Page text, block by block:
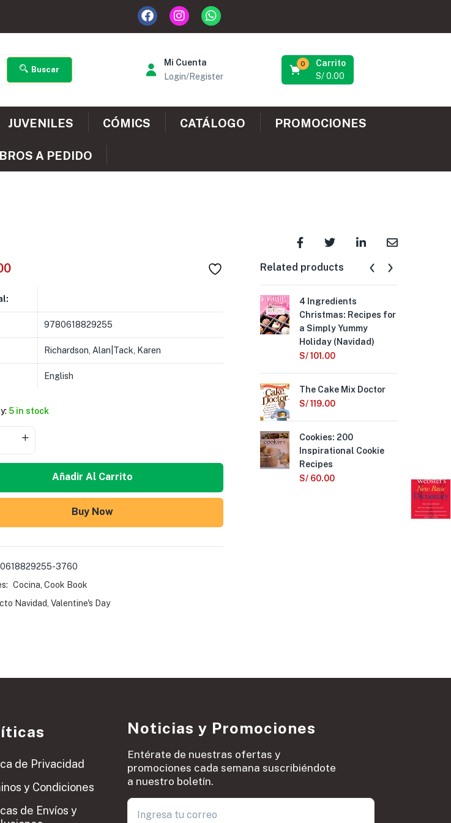
Buscar
Mi Cuenta
Login/Register
Carrito
0
S/0.00
JUVENILES CÓMICS CATÁLOGO PROMOCIONES
A PEDIDO
9780618829255
Richardson, Alan|Tack, Karen
English
5 in stock
Añadir Al Carrito
Buy Now
3760
Cocina Cook Book
Navidad Valentine's Day
Related products
4 Ingredients
Christmas: Recipes for
a Simply Yummy
Holiday (Navidad)
S/101.00
The Cake Mix Doctor
S/119.00
Cookies: 200
Inspirational Cookie
Recipes
S/ 60.00
de Privacidad
y Condiciones
de Envíos y
Noticias y Promociones
Entérate de nuestras ofertas y
promociones cada semana suscribiéndote
a nuestro boletín.